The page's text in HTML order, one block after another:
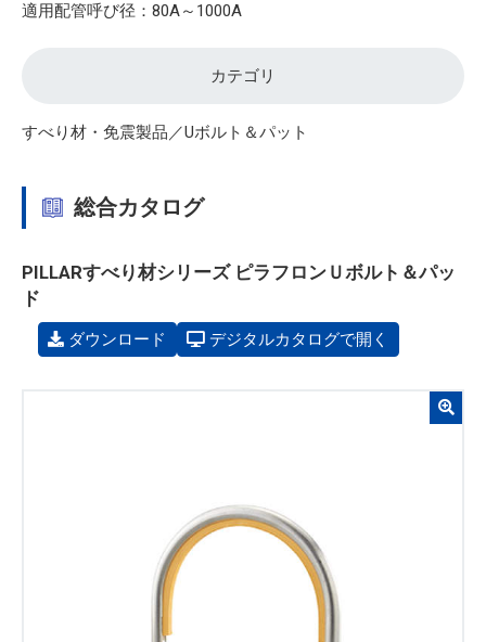
適用配管呼び径：80A～1000A
カテゴリ
すべり材・免震製品／Uボルト＆パット
総合カタログ
PILLARすべり材シリーズ ピラフロンＵボルト＆パッ
ド
ダウンロード デジタルカタログで開く